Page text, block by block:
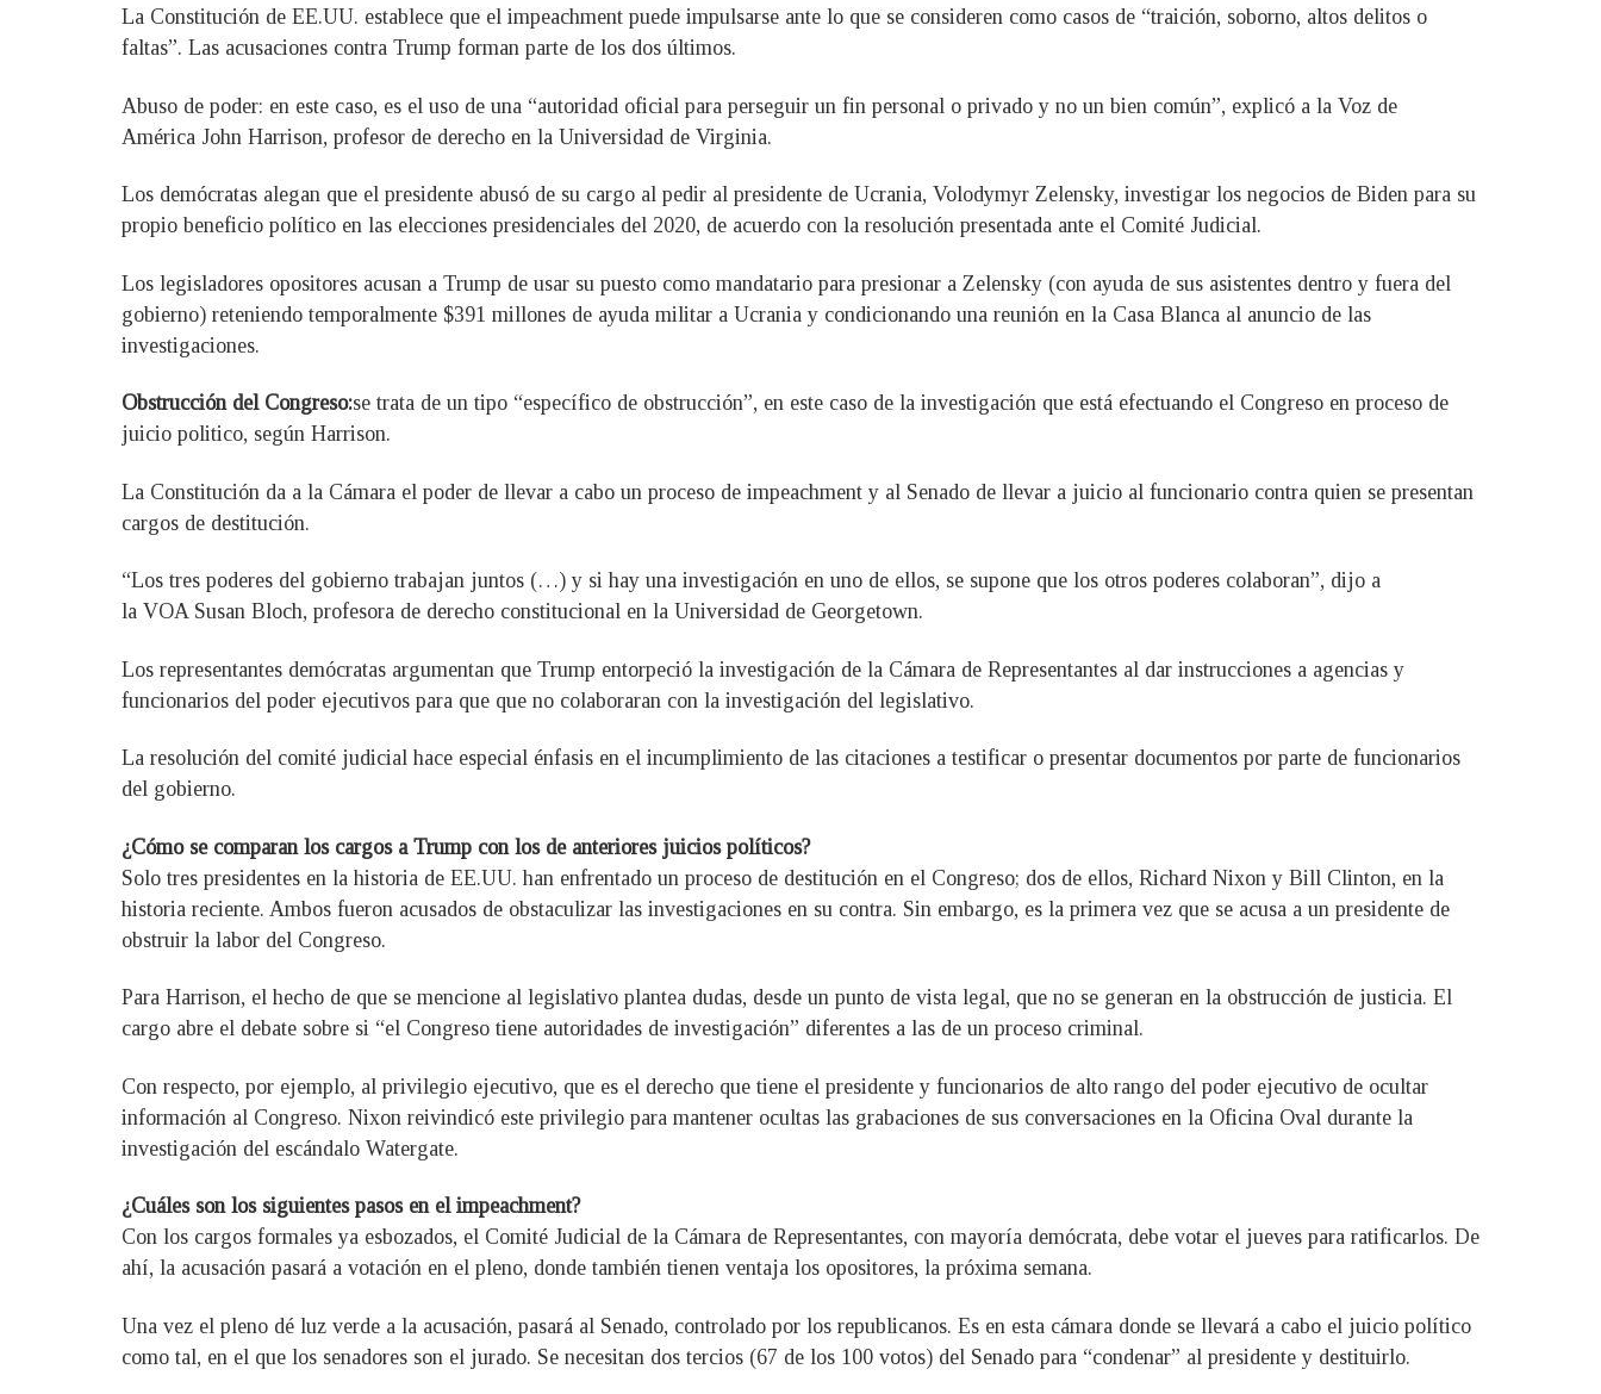
La Constitución de EE.UU. establece que el impeachment puede impulsarse ante lo que se consideren como casos de “traición, soborno, altos delitos o
faltas”. Las acusaciones contra Trump forman parte de los dos últimos.
Abuso de poder: en este caso, es el uso de una “autoridad oficial para perseguir un fin personal o privado y no un bien común”, explicó a la Voz de
América John Harrison, profesor de derecho en la Universidad de Virginia.
Los demócratas alegan que el presidente abusó de su cargo al pedir al presidente de Ucrania, Volodymyr Zelensky, investigar los negocios de Biden para su
propio beneficio político en las elecciones presidenciales del 2020, de acuerdo con la resolución presentada ante el Comité Judicial.
Los legisladores opositores acusan a Trump de usar su puesto como mandatario para presionar a Zelensky (con ayuda de sus asistentes dentro y fuera del
gobierno) reteniendo temporalmente $391 millones de ayuda militar a Ucrania y condicionando una reunión en la Casa Blanca al anuncio de las
investigaciones.
Obstrucción del Congreso:se trata de un tipo “específico de obstrucción”, en este caso de la investigación que está efectuando el Congreso en proceso de
juicio politico, según Harrison.
La Constitución da a la Cámara el poder de llevar a cabo un proceso de impeachment y al Senado de llevar a juicio al funcionario contra quien se presentan
cargos de destitución.
“Los tres poderes del gobierno trabajan juntos (…) y si hay una investigación en uno de ellos, se supone que los otros poderes colaboran”, dijo a
la VOA Susan Bloch, profesora de derecho constitucional en la Universidad de Georgetown.
Los representantes demócratas argumentan que Trump entorpeció la investigación de la Cámara de Representantes al dar instrucciones a agencias y
funcionarios del poder ejecutivos para que que no colaboraran con la investigación del legislativo.
La resolución del comité judicial hace especial énfasis en el incumplimiento de las citaciones a testificar o presentar documentos por parte de funcionarios
del gobierno.
¿Cómo se comparan los cargos a Trump con los de anteriores juicios políticos?
Solo tres presidentes en la historia de EE.UU. han enfrentado un proceso de destitución en el Congreso; dos de ellos, Richard Nixon y Bill Clinton, en la
historia reciente. Ambos fueron acusados de obstaculizar las investigaciones en su contra. Sin embargo, es la primera vez que se acusa a un presidente de
obstruir la labor del Congreso.
Para Harrison, el hecho de que se mencione al legislativo plantea dudas, desde un punto de vista legal, que no se generan en la obstrucción de justicia. El
cargo abre el debate sobre si “el Congreso tiene autoridades de investigación” diferentes a las de un proceso criminal.
Con respecto, por ejemplo, al privilegio ejecutivo, que es el derecho que tiene el presidente y funcionarios de alto rango del poder ejecutivo de ocultar
información al Congreso. Nixon reivindicó este privilegio para mantener ocultas las grabaciones de sus conversaciones en la Oficina Oval durante la
investigación del escándalo Watergate.
¿Cuáles son los siguientes pasos en el impeachment?
Con los cargos formales ya esbozados, el Comité Judicial de la Cámara de Representantes, con mayoría demócrata, debe votar el jueves para ratificarlos. De
ahí, la acusación pasará a votación en el pleno, donde también tienen ventaja los opositores, la próxima semana.
Una vez el pleno dé luz verde a la acusación, pasará al Senado, controlado por los republicanos. Es en esta cámara donde se llevará a cabo el juicio político
como tal, en el que los senadores son el jurado. Se necesitan dos tercios (67 de los 100 votos) del Senado para “condenar” al presidente y destituirlo.